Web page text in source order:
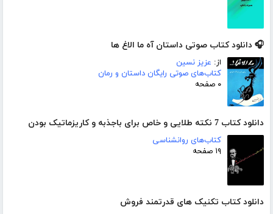
🎧 دانلود کتاب صوتی داستان آه ما الاغ ها
از: عزیز نسین
کتاب‌های صوتی رایگان داستان و رمان
۰ صفحه
دانلود کتاب 7 نکته طلایی و خاص برای باجذبه و کاریزماتیک بودن
کتاب‌های روانشناسی
۱۹ صفحه
دانلود کتاب تکنیک های قدرتمند فروش